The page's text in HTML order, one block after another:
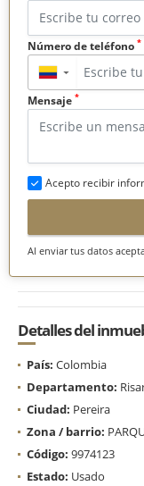
Número de teléfono *
▼
Mensaje *
Acepto recibir
Al enviar tus datos
Detalles del
País: Colombia
Departamento:
Ciudad: Pereira
Zona / barrio:
Código: 9974123
Estado: Usado